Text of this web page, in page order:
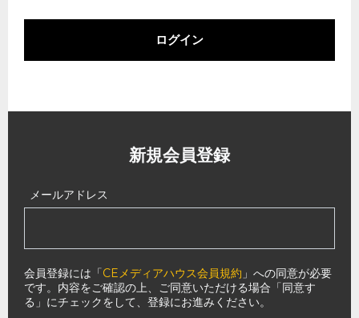
ログイン
新規会員登録
メールアドレス
会員登録には「CEメディアハウス会員規約 」への同意が必要
です。内容をご確認の上、ご同意いただける場合「同意す
る」にチェックをして、登録にお進みください。